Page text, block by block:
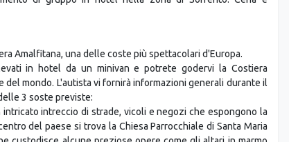
di gruppo in hotel nella zona di Sorrento. Cena e
Amalfitana, una delle coste più spettacolari d'Europa.
in hotel da un minivan e potrete godervi la Costiera
mondo. L'autista vi fornirà informazioni generali durante il
3 soste previste:
intreccio di strade, vicoli e negozi che espongono la